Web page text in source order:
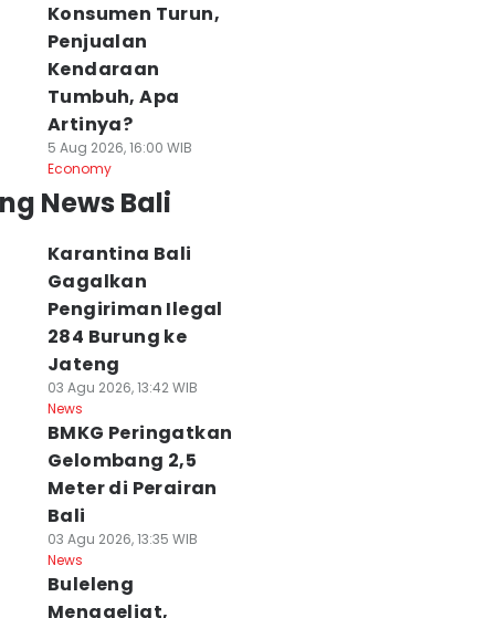
Konsumen Turun,
Penjualan
Kendaraan
Tumbuh, Apa
Artinya?
5 Aug 2026, 16:00 WIB
Economy
News Bali
Karantina Bali
Gagalkan
Pengiriman Ilegal
284 Burung ke
Jateng
03 Agu 2026, 13:42 WIB
News
BMKG Peringatkan
Gelombang 2,5
Meter di Perairan
Bali
03 Agu 2026, 13:35 WIB
News
Buleleng
Menggeliat,